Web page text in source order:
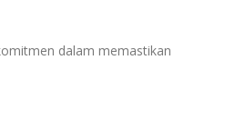
dalam memastikan